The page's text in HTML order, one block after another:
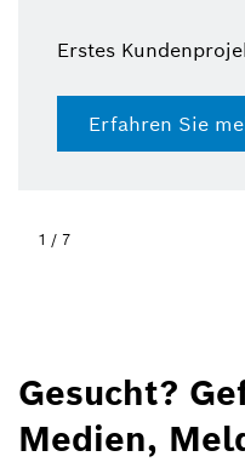
Erstes
Erfahren Sie
1 / 7
Gesucht?
Medien,